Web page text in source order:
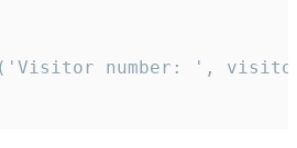
number: ',